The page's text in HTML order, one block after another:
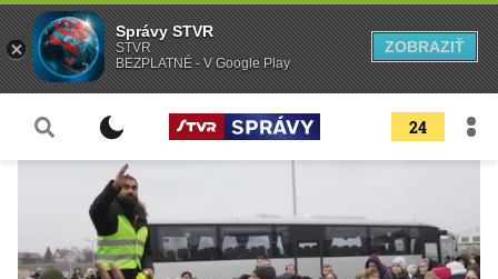
24
Správy STVR
STVR
BEZPLATNÉ - V Google Play
ZOBRAZIŤ